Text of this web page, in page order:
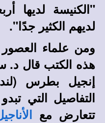
"الكنيسة لديها
لديهم الكثير جدًا".
ومن علماء العصور
هذه الكتب قال د.
التفاصيل التي
تتعارض مع